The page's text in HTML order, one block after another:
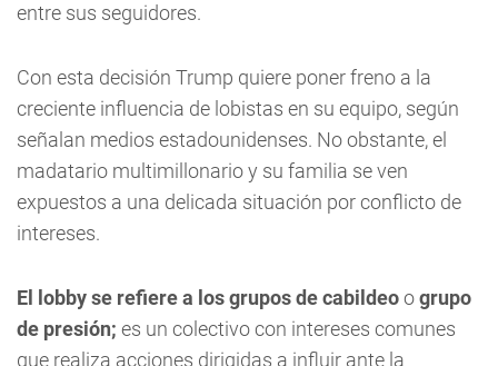
entre sus seguidores.
Con esta decisión Trump quiere poner freno a la
creciente influencia de lobistas en su equipo, según
señalan medios estadounidenses. No obstante, el
madatario multimillonario y su familia se ven
expuestos a una delicada situación por conflicto de
intereses.
El lobby se refiere a los grupos de cabildeoogrupo
de presión; es un colectivo con intereses comunes
que realiza acciones dirigidas a influir ante la